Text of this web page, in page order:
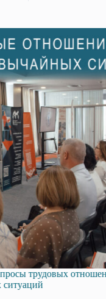
трудовых
ситуаций